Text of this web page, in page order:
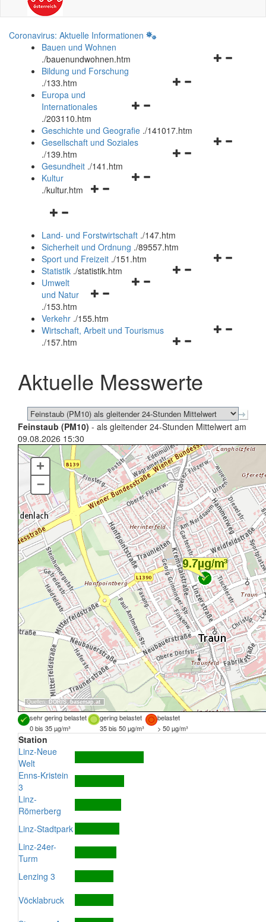
Coronavirus: Aktuelle Informationen
Bauen und Wohnen
./bauenundwohnen.htm
Navigationsmenü
Bildung und Forschung
./133.htm
Navigationsmenü
und
schließen
Europa und
Internationales
./203110.htm
Geschichte und Geografie ./141017.htm
Navigationsmenü
Gesellschaft und Soziales
./139.htm
Navigationsmenü
Gesundheit ./141.htm
Navigationsmenü
Kultur
./kultur.htm
Navigationsmenü
und
schließen
Land- und Forstwirtschaft ./147.htm
Sicherheit und Ordnung ./89557.htm
Navigationsmenü
Sport und Freizeit ./151.htm
Navigationsmenü
Statistik ./statistik.htm
Navigationsmenü
und
schließen
Umwelt
und Natur
./153.htm
Verkehr ./155.htm
Navigationsmenü
schließen
Wirtschaft, Arbeit und Tourismus
./157.htm
Aktuelle Messwerte
Feinstaub (PM10) - als gleitender 24-Stunden Mittelwert am
09.08.2026 15:30
Quellen: DORIS, basemap.at
+
–
sehr gering belastet gering belastet
belastet
0 bis 35 µg/m³
35 bis 50 µg/m³ > 50 µg/m³
Station
Linz-Neue
Welt
Enns-Kristein
3
Linz-
Römerberg
Linz-Stadtpark
Linz-24er-
Turm
Lenzing 3
Vöcklabruck